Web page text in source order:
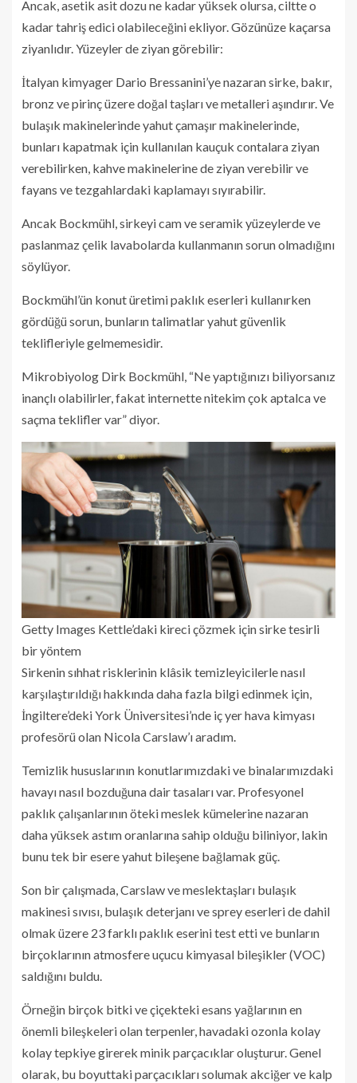
Ancak, asetik asit dozu ne kadar yüksek olursa, ciltte o
kadar tahriş edici olabileceğini ekliyor. Gözünüze kaçarsa
ziyanlıdır. Yüzeyler de ziyan görebilir:
İtalyan kimyager Dario Bressanini’ye nazaran sirke, bakır,
bronz ve pirinç üzere doğal taşları ve metalleri aşındırır. Ve
bulaşık makinelerinde yahut çamaşır makinelerinde,
bunları kapatmak için kullanılan kauçuk contalara ziyan
verebilirken, kahve makinelerine de ziyan verebilir ve
fayans ve tezgahlardaki kaplamayı sıyırabilir.
Ancak Bockmühl, sirkeyi cam ve seramik yüzeylerde ve
paslanmaz çelik lavabolarda kullanmanın sorun olmadığını
söylüyor.
Bockmühl’ün konut üretimi paklık eserleri kullanırken
gördüğü sorun, bunların talimatlar yahut güvenlik
teklifleriyle gelmemesidir.
Mikrobiyolog Dirk Bockmühl, “Ne yaptığınızı biliyorsanız
inançlı olabilirler, fakat internette nitekim çok aptalca ve
saçma teklifler var” diyor.
Getty Images Kettle’daki kireci çözmek için sirke tesirli
bir yöntem
Sirkenin sıhhat risklerinin klâsik temizleyicilerle nasıl
karşılaştırıldığı hakkında daha fazla bilgi edinmek için,
İngiltere’deki York Üniversitesi’nde iç yer hava kimyası
profesörü olan Nicola Carslaw’ı aradım.
Temizlik hususlarının konutlarımızdaki ve binalarımızdaki
havayı nasıl bozduğuna dair tasaları var. Profesyonel
paklık çalışanlarının öteki meslek kümelerine nazaran
daha yüksek astım oranlarına sahip olduğu biliniyor, lakin
bunu tek bir esere yahut bileşene bağlamak güç.
Son bir çalışmada, Carslaw ve meslektaşları bulaşık
makinesi sıvısı, bulaşık deterjanı ve sprey eserleri de dahil
olmak üzere 23 farklı paklık eserini test etti ve bunların
birçoklarının atmosfere uçucu kimyasal bileşikler (VOC)
saldığını buldu.
Örneğin birçok bitki ve çiçekteki esans yağlarının en
önemli bileşkeleri olan terpenler, havadaki ozonla kolay
kolay tepkiye girerek minik parçacıklar oluşturur. Genel
olarak, bu boyuttaki parçacıkları solumak akciğer ve kalp